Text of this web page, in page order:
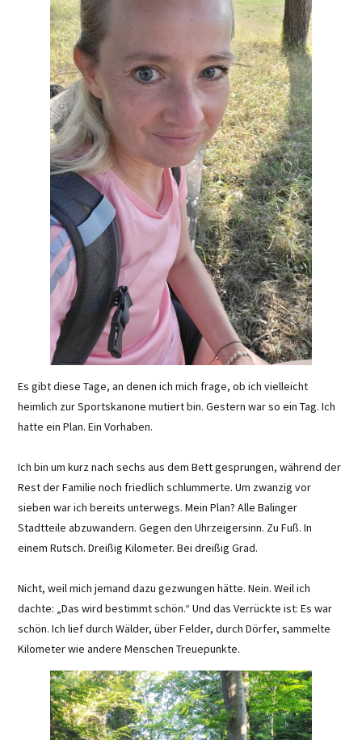
Es gibt diese Tage, an denen ich mich frage, ob ich vielleicht
heimlich zur Sportskanone mutiert bin. Gestern war so ein Tag. Ich
hatte ein Plan. Ein Vorhaben.
Ich bin um kurz nach sechs aus dem Bett gesprungen, während der
Rest der Familie noch friedlich schlummerte. Um zwanzig vor
sieben war ich bereits unterwegs. Mein Plan? Alle Balinger
Stadtteile abzuwandern. Gegen den Uhrzeigersinn. Zu Fuß. In
einem Rutsch. Dreißig Kilometer. Bei dreißig Grad.
Nicht, weil mich jemand dazu gezwungen hätte. Nein. Weil ich
dachte: „Das wird bestimmt schön.“ Und das Verrückte ist: Es war
schön. Ich lief durch Wälder, über Felder, durch Dörfer, sammelte
Kilometer wie andere Menschen Treuepunkte.